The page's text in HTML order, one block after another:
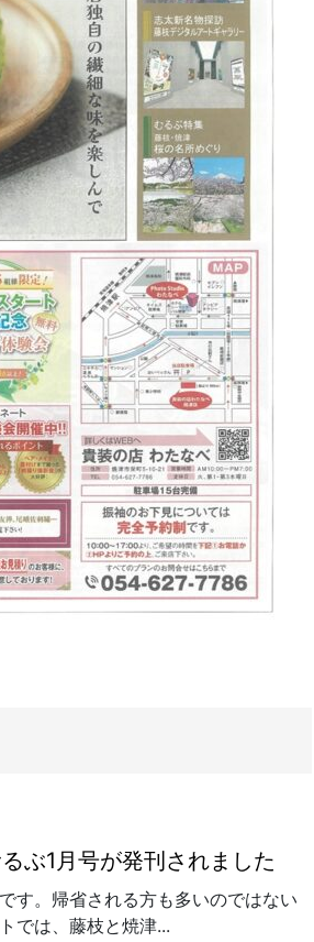
ぶ1月号が発刊されました
す。帰省される方も多いのではない
では、藤枝と焼津...